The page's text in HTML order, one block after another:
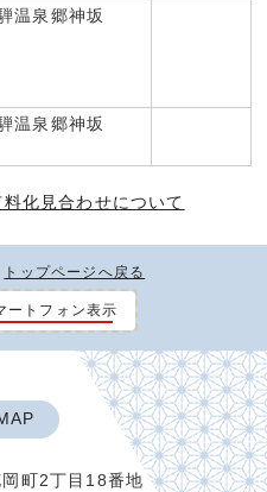
温泉郷神坂
温泉郷神坂
化見合わせについて
トップページへ戻る
ートフォン表示
岡町2丁目18番地